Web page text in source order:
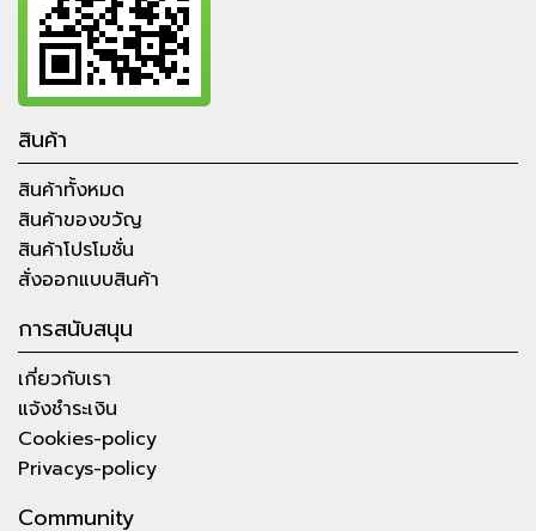
สินค้า
สินค้าทั้งหมด
สินค้าของขวัญ
สินค้าโปรโมชั่น
สั่งออกแบบสินค้า
การสนับสนุน
เกี่ยวกับเรา
แจ้งชำระเงิน
Cookies-policy
Privacys-policy
Community